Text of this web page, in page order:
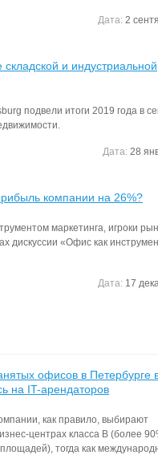
Дата: 2
складской и индустриальной
подвели итоги 2019 года в
Дата: 28
компании на 26%?
маркетинга, игроки
дискуссии «Офис как
Дата: 17
офисов в Петербурге
на IT-арендаторов
как правило, выбирают
центрах класса В (более
тогда как